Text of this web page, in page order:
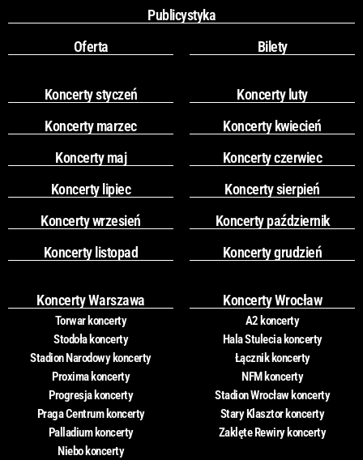
Publicystyka
Oferta
Bilety
Koncerty styczeń
Koncerty luty
Koncerty marzec
Koncerty kwiecień
Koncerty maj
Koncerty czerwiec
Koncerty lipiec
Koncerty sierpień
Koncerty wrzesień
Koncerty październik
Koncerty listopad
Koncerty grudzień
Koncerty Warszawa
Torwar koncerty
Stodoła koncerty
Stadion Narodowy koncerty
Proxima koncerty
Progresja koncerty
Praga Centrum koncerty
Palladium koncerty
Niebo koncerty
Koncerty Wrocław
A2 koncerty
Hala Stulecia koncerty
Łącznik koncerty
NFM koncerty
Stadion Wrocław koncerty
Stary Klasztor koncerty
Zaklęte Rewiry koncerty